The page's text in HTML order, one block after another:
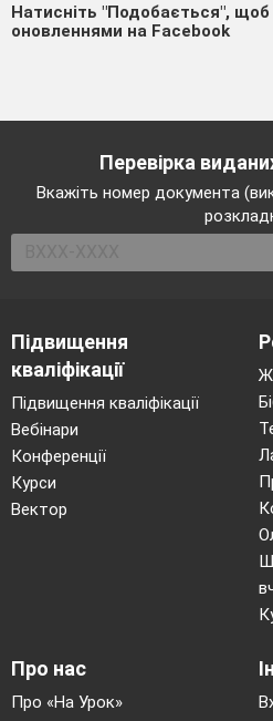
Натисніть "Подобається", щоб
оновленнями на Facebook
Перевірка
Вкажіть номер документа
Підвищення
кваліфікації
Підвищення кваліфікації
Вебінари
Конференції
Курси
Вектор
Про нас
Про «На Урок»